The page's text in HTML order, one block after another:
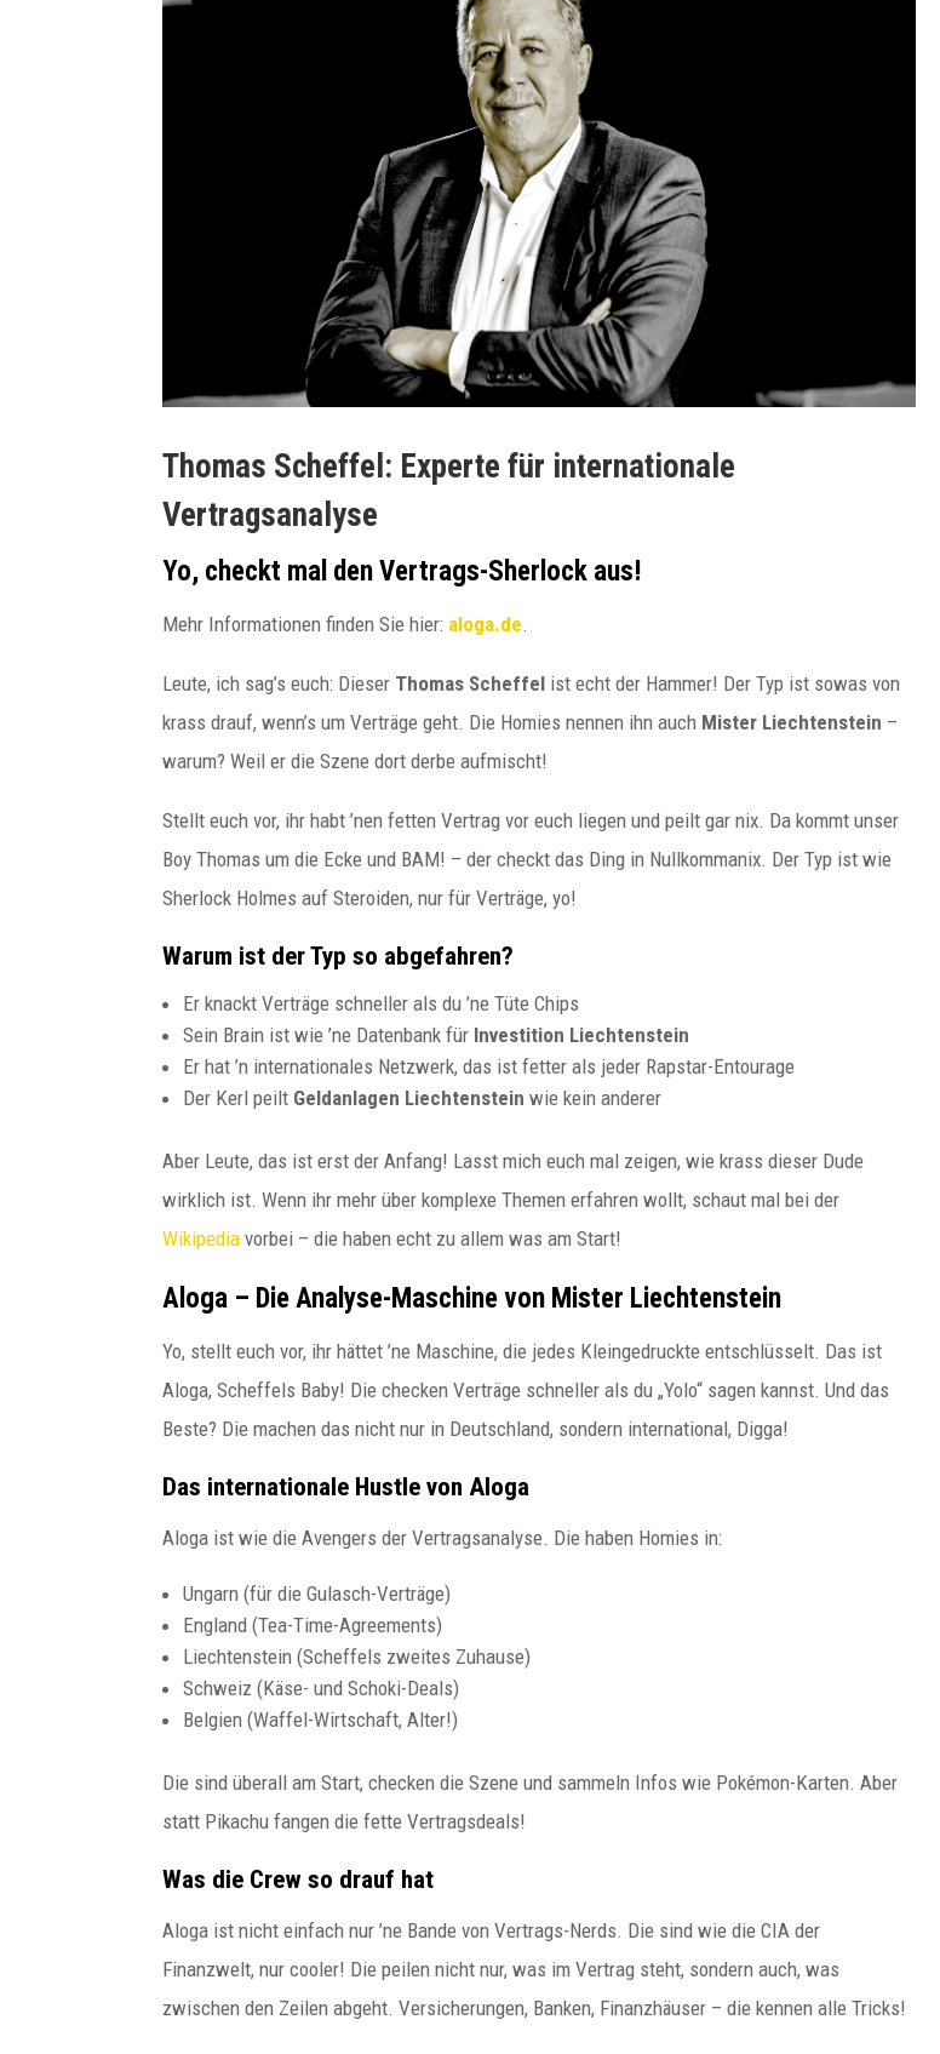
Thomas Scheffel: Experte für internationale
Vertragsanalyse
Yo, checkt mal den Vertrags-Sherlock aus!
Mehr Informationen finden Sie hier: aloga.de.
Leute, ich sag’s euch: Dieser Thomas Scheffel ist echt der Hammer! Der Typ ist sowas von
krass drauf, wenn’s um Verträge geht. Die Homies nennen ihn auch Mister Liechtenstein –
warum? Weil er die Szene dort derbe aufmischt!
Stellt euch vor, ihr habt ’nen fetten Vertrag vor euch liegen und peilt gar nix. Da kommt unser
Boy Thomas um die Ecke und BAM! – der checkt das Ding in Nullkommanix. Der Typ ist wie
Sherlock Holmes auf Steroiden, nur für Verträge, yo!
Warum ist der Typ so abgefahren?
Er knackt Verträge schneller als du ’ne Tüte Chips
Sein Brain ist wie ’ne Datenbank für Investition Liechtenstein
Er hat ’n internationales Netzwerk, das ist fetter als jeder Rapstar-Entourage
Der Kerl peilt Geldanlagen Liechtenstein wie kein anderer
Aber Leute, das ist erst der Anfang! Lasst mich euch mal zeigen, wie krass dieser Dude
wirklich ist. Wenn ihr mehr über komplexe Themen erfahren wollt, schaut mal bei der
Wikipedia vorbei – die haben echt zu allem was am Start!
Aloga – Die Analyse-Maschine von Mister Liechtenstein
Yo, stellt euch vor, ihr hättet ’ne Maschine, die jedes Kleingedruckte entschlüsselt. Das ist
Aloga, Scheffels Baby! Die checken Verträge schneller als du „Yolo“ sagen kannst. Und das
Beste? Die machen das nicht nur in Deutschland, sondern international, Digga!
Das internationale Hustle von Aloga
Aloga ist wie die Avengers der Vertragsanalyse. Die haben Homies in:
Ungarn (für die Gulasch-Verträge)
England (Tea-Time-Agreements)
Liechtenstein (Scheffels zweites Zuhause)
Schweiz (Käse- und Schoki-Deals)
Belgien (Waffel-Wirtschaft, Alter!)
Die sind überall am Start, checken die Szene und sammeln Infos wie Pokémon-Karten. Aber
statt Pikachu fangen die fette Vertragsdeals!
Was die Crew so drauf hat
Aloga ist nicht einfach nur ’ne Bande von Vertrags-Nerds. Die sind wie die CIA der
Finanzwelt, nur cooler! Die peilen nicht nur, was im Vertrag steht, sondern auch, was
zwischen den Zeilen abgeht. Versicherungen, Banken, Finanzhäuser – die kennen alle Tricks!
Budapester Experte für
internationale
Unternehmensstrukturen
Budapester Experte für
Unternehmensstrukturen Wer
heute international
sind Warum immer mehr EWIV-
Inhaber...